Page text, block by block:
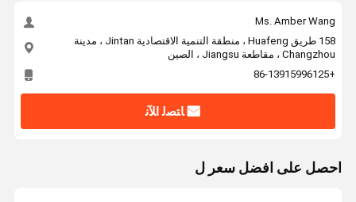
Ms. Amber Wang
158 طريق Huafeng ، منطقة التنمية الاقتصادية Jintan ، مدينة
Changzhou ، مقاطعة Jiangsu ، الصين
+86-13915996125
ﺎﺘﺼﻟ ﺍﻶﻧ
احصل على افضل سعر ل